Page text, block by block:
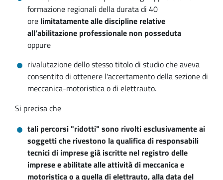
formazione regionali della durata di 40
ore limitatamente alle discipline relative
all’abilitazione professionale non posseduta
oppure
rivalutazione dello stesso titolo di studio che aveva
consentito di ottenere l'accertamento della sezione di
meccanica-motoristica o di elettrauto.
Si precisa che
tali percorsi "ridotti" sono rivolti esclusivamente ai
soggetti che rivestono la qualifica di responsabili
tecnici di imprese già iscritte nel registro delle
imprese e abilitate alle attività di meccanica e
motoristica o a quella di elettrauto, alla data del